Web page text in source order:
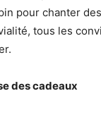
pour chanter
tous les
des cadeaux